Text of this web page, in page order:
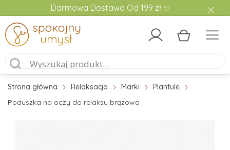
Darmowa Dostawa Od 199 zł ✨
Strona główna Relaksacja Marki
Plantule
Poduszka na oczy do relaksu brązowa